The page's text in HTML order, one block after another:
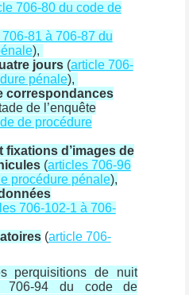
706-80 du code de
81 à 706-87 du
),
jours(article 706-
pénale),
correspondances
de l’enquête
de procédure
fixations d’images de
(articles 706-96
procédure pénale),
706-102-1 à 706-
(article 706-
perquisitions de nuit
706-94 du code de